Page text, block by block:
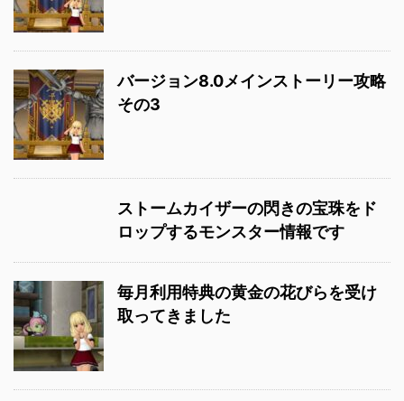
バージョン8.0メインストーリー攻略
その3
ストームカイザーの閃きの宝珠をド
ロップするモンスター情報です
毎月利用特典の黄金の花びらを受け
取ってきました